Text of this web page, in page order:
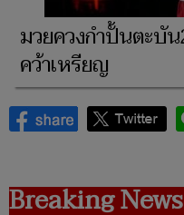
มวยควงกำปั้นตะบั
คว้าเหรียญ
Breaking